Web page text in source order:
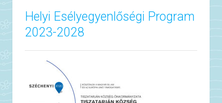
Helyi Esélyegyenlőségi Program
2023-2028